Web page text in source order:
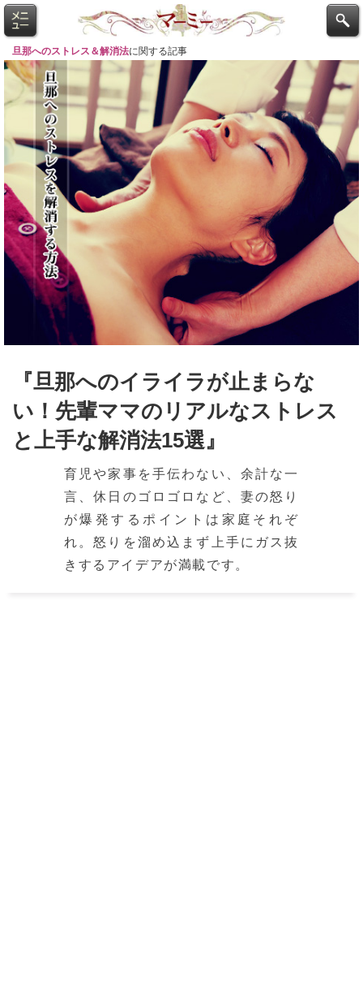
旦那へのストレス＆解消法に関する記事
『旦那へのイライラが止まらな
い！先輩ママのリアルなストレス
と上手な解消法15選』
育児や家事を手伝わない、余計な一
言、休日のゴロゴロなど、妻の怒り
が爆発するポイントは家庭それぞ
れ。怒りを溜め込まず上手にガス抜
きするアイデアが満載です。